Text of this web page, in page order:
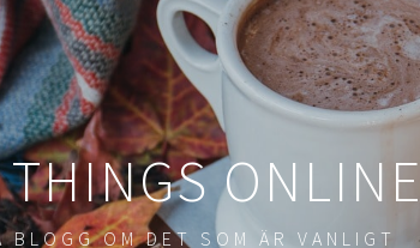
BLOGG OM DET SOM ÄR VANLIGT